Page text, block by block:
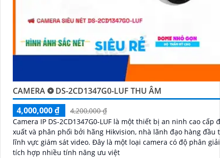
CAMERA ❂ DS-2CD1347G0-LUF THU ÂM
4,000,000 ₫
4,200,000 ₫
Camera IP DS-2CD1347G0-LUF là một thiết bị an ninh cao cấp
xuất và phân phối bởi hãng Hikvision, nhà lãnh đạo hàng đầu
lĩnh vực giám sát video. Đây là một loại camera có độ phân giải cao và
tích hợp nhiều tính năng ưu việt